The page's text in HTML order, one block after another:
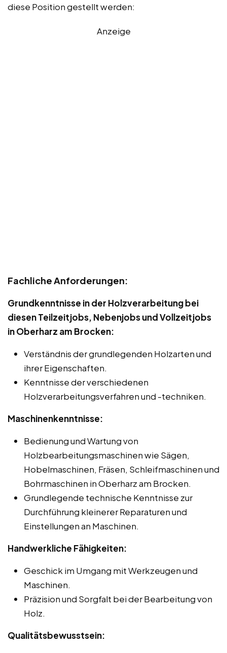
diese Position gestellt werden:
Anzeige
Fachliche Anforderungen:
Grundkenntnisse in der Holzverarbeitung bei
diesen Teilzeitjobs, Nebenjobs und Vollzeitjobs
in Oberharz am Brocken:
Verständnis der grundlegenden Holzarten und
ihrer Eigenschaften.
Kenntnisse der verschiedenen
Holzverarbeitungsverfahren und -techniken.
Maschinenkenntnisse:
Bedienung und Wartung von
Holzbearbeitungsmaschinen wie Sägen,
Hobelmaschinen, Fräsen, Schleifmaschinen und
Bohrmaschinen in Oberharz am Brocken.
Grundlegende technische Kenntnisse zur
Durchführung kleinerer Reparaturen und
Einstellungen an Maschinen.
Handwerkliche Fähigkeiten:
Geschick im Umgang mit Werkzeugen und
Maschinen.
Präzision und Sorgfalt bei der Bearbeitung von
Holz.
Qualitätsbewusstsein: